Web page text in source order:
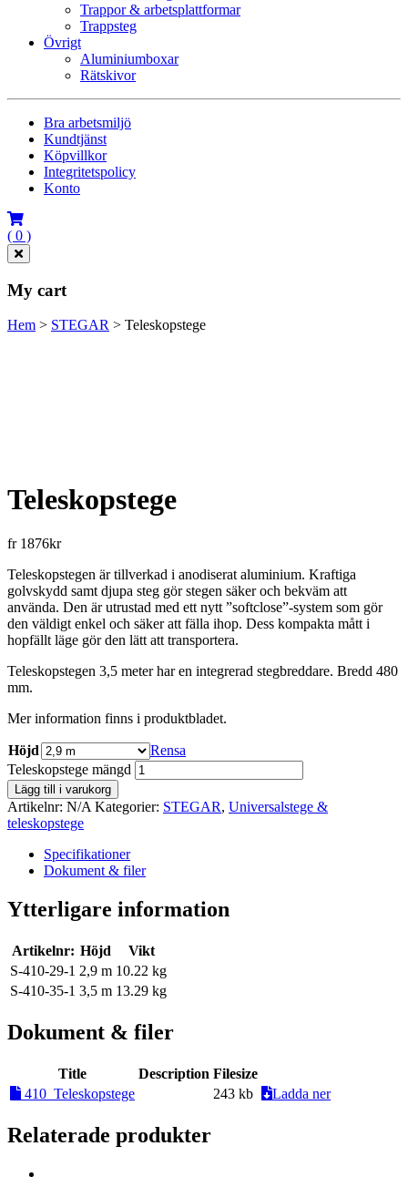
Trappor & arbetsplattformar
Trappsteg
Övrigt
Aluminiumboxar
Rätskivor
Bra arbetsmiljö
Kundtjänst
Köpvillkor
Integritetspolicy
Konto
( 0 )
My cart
Hem > STEGAR > Teleskopstege
Teleskopstege
fr 1876kr
Teleskopstegen är tillverkad i anodiserat aluminium. Kraftiga
golvskydd samt djupa steg gör stegen säker och bekväm att
använda. Den är utrustad med ett nytt ”softclose”-system som gör
den väldigt enkel och säker att fälla ihop. Dess kompakta mått i
hopfällt läge gör den lätt att transportera.
Teleskopstegen 3,5 meter har en integrerad stegbreddare. Bredd 480
mm.
Mer information finns i produktbladet.
Höjd
Rensa
Teleskopstege mängd
Lägg till i varukorg
Artikelnr: N/A Kategorier: STEGAR, Universalstege &
teleskopstege
Specifikationer
Dokument & filer
Ytterligare information
Artikelnr: Höjd
Vikt
S-410-29-1 2,9 m 10.22 kg
S-410-35-1 3,5 m 13.29 kg
Dokument & filer
Title Description Filesize
410_Teleskopstege
243 kb Ladda ner
Relaterade produkter